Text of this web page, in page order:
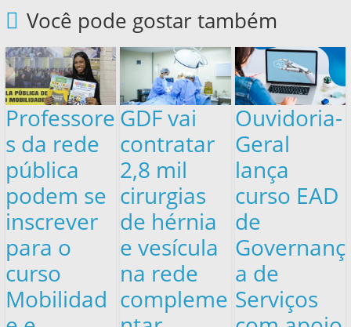
Você pode gostar também
Professore
s da rede
pública
podem se
inscrever
para o
curso
Mobilidad
GDF vai
contratar
2,8 mil
cirurgias
de hérnia
e vesícula
na rede
compleme
Ouvidoria-
Geral
lança
curso EAD
de
Governanç
a de
Serviços